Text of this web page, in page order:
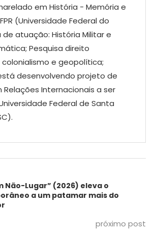
em História - Memória e
(Universidade Federal do
de atuação: História Militar e
Pesquisa direito
e geopolítica;
desenvolvendo projeto de
Internacionais a ser
Federal de Santa
Não-Lugar” (2026) eleva o
a um patamar mais do
próximo post